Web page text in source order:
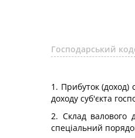
Господарський
1. Прибуток (доход)
доходу суб'єкта
2. Склад валового
спеціальний